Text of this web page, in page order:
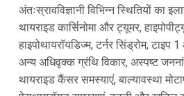
अंतःस्रावविज्ञानी विभिन्न स्थितियों
थायराइड कार्सिनोमा और ट्यूमर,
हाइपोथायरॉयडिज्म, टर्नर सिंड्रोम, टाइप
अन्य अधिवृक्क ग्रंथि विकार, अस्पष्ट
थायराइड कैंसर समस्याएं, बाल्यावस्था